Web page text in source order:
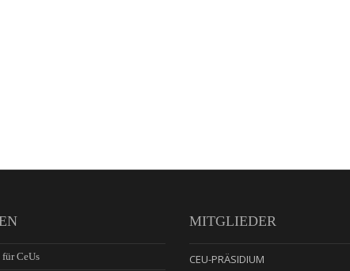
für CeUs
MITGLIEDER
CEU-PRÄSIDIUM